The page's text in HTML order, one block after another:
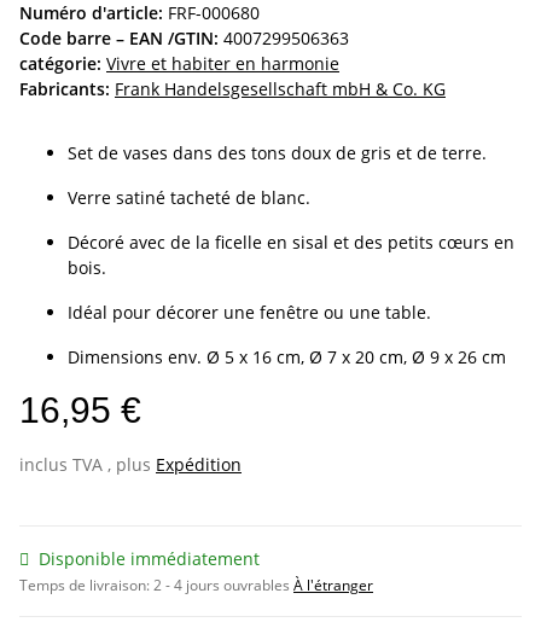
Numéro d'article: FRF-000680
Code barre – EAN /GTIN: 4007299506363
catégorie: Vivre et habiter en harmonie
Fabricants: Frank Handelsgesellschaft mbH & Co. KG
Set de vases dans des tons doux de gris et de terre.
Verre satiné tacheté de blanc.
Décoré avec de la ficelle en sisal et des petits cœurs en
bois.
Idéal pour décorer une fenêtre ou une table.
Dimensions env. Ø 5 x 16 cm, Ø 7 x 20 cm, Ø 9 x 26 cm
16,95 €
inclus TVA , plus Expédition
Disponible immédiatement
Temps de livraison:2 - 4 jours ouvrables À l'étranger